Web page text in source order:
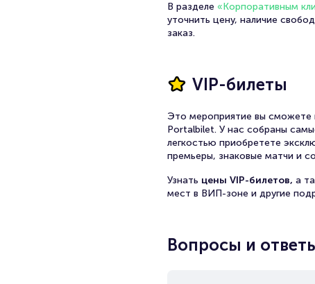
Концертная деятельность:
История коллектива:
«Комната Культуры»
протяжении своей карьеры
критиков и фанатов панк-
В разделе «Корпоративным
уточнить цену, наличие
заказ.
VIP-билеты
Это мероприятие вы сможете
Portalbilet. У нас собраны
легкостью приобретете
премьеры, знаковые матчи и
Узнать цены VIP-билетов, а
мест в ВИП-зоне и другие
Вопросы и